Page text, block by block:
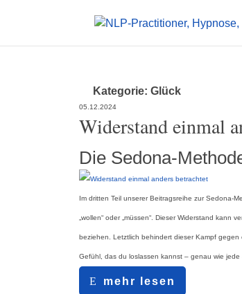
Kategorie: Glück
Widerstand einmal
Die Sedona-
05.12.2024
Im dritten Teil unserer Beitragsreihe zur Sedona-
„wollen“ oder „müssen“. Dieser Widerstand
beziehen. Letztlich behindert dieser Kampf
Gefühl, das du loslassen kannst – genau wie jede
mehr lesen
13.11.2024